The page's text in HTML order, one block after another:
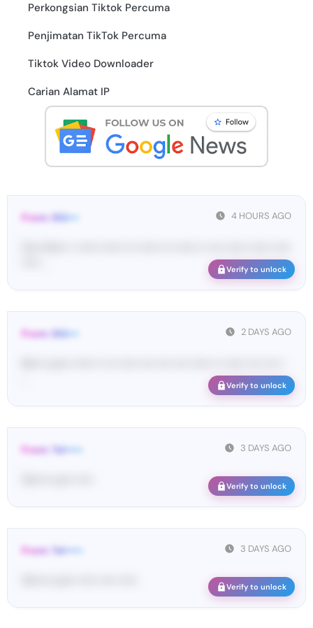
Perkongsian Tiktok Percuma
Penjimatan TikTok Percuma
Tiktok Video Downloader
Carian Alamat IP
4 HOURS AGO
From: SIG•••
Verify to unlock
2 DAYS AGO
From: SIG•••
Verify to unlock
3 DAYS AGO
From: Tel•••••
Verify to unlock
3 DAYS AGO
From: Tel•••••
Verify to unlock